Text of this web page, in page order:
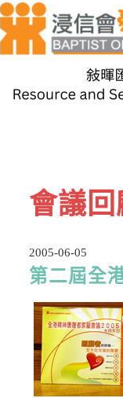
會議回
2005-06-05
第二屆全